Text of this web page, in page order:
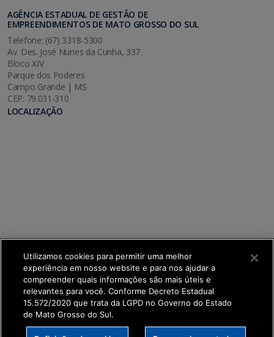
AGÊNCIA ESTADUAL DE GESTÃO DE
EMPREENDIMENTOS DE MATO GROSSO DO SUL
Telefone: (67) 3318-5300
Av. Des. José Nunes da Cunha, 337
Bloco XIV
Parque dos Poderes
Campo Grande | MS
CEP: 79.031-310
LOCALIZAÇÃO
SETDIG | Secretaria-Executiva de Transformação
Utilizamos cookies para permitir uma melhor
experiência em nosso website e para nos ajudar a
compreender quais informações são mais úteis e
relevantes para você. Conforme Decreto Estadual
15.572/2020 que trata da LGPD no Governo do Estado
de Mato Grosso do Sul.